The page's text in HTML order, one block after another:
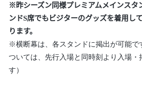
※昨シーズン同様プレミアムメインスタ
ンドS席でもビジターのグッズを着用し
ります。
※横断幕は、各スタンドに掲出が可能で
ついては、先行入場と同時刻より入場・
す）